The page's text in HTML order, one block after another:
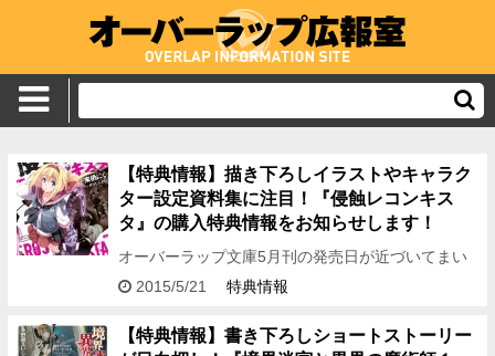
【特典情報】描き下ろしイラストやキャラク
ター設定資料集に注目！『侵蝕レコンキス
タ』の購入特典情報をお知らせします！
オーバーラップ文庫5月刊の発売日が近づいてまい
りました！ 今月はオーバーラップノベルスの創刊と
～！ どうも、…
2015/5/21 特典情報
【特典情報】書き下ろしショートストーリー